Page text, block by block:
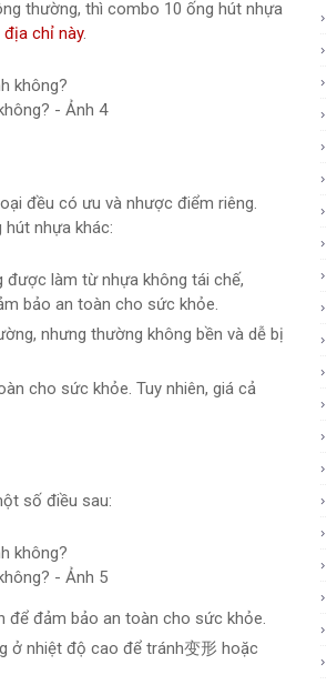
thường, thì combo 10 ống hút nhựa
địa chỉ này.
- Ảnh 4
đều có ưu và nhược điểm riêng.
nhựa khác:
được làm từ nhựa không tái chế,
bảo an toàn cho sức khỏe.
nhưng thường không bền và dễ bị
cho sức khỏe. Tuy nhiên, giá cả
số điều sau:
- Ảnh 5
để đảm bảo an toàn cho sức khỏe.
ở nhiệt độ cao để tránh变形 hoặc